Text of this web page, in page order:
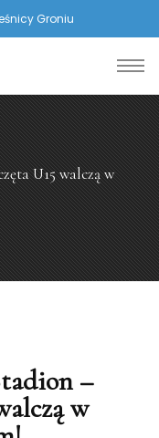
Groniu
U15 walczą w
–
w